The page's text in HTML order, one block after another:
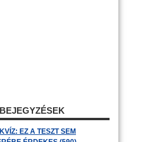
EZ A TESZT SEM